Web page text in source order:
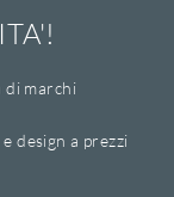
di marchi
design a prezzi